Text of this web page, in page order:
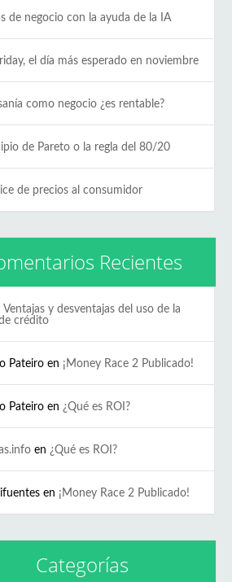
de negocio con la ayuda de la IA
el día más esperado en noviembre
como negocio ¿es rentable?
de Pareto o la regla del 80/20
de precios al consumidor
Recientes
Ventajas y desventajas del uso de la
crédito
Pateiro en ¡Money Race 2 Publicado!
Pateiro en ¿Qué es ROI?
en ¿Qué es ROI?
en ¡Money Race 2 Publicado!
Categorías